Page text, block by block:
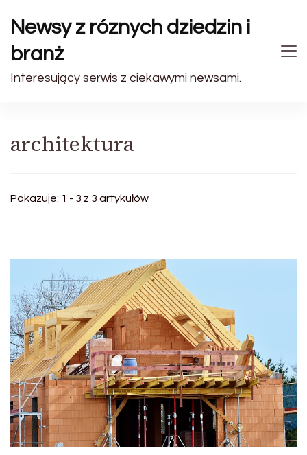
Newsy z róznych dziedzin i
branż
Interesujący serwis z ciekawymi newsami.
architektura
Pokazuje: 1 - 3 z 3 artykułów